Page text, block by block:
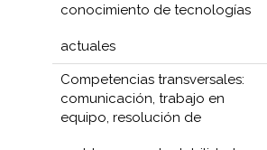
conocimiento de tecnologías
actuales
Competencias transversales:
comunicación, trabajo en
equipo, resolución de